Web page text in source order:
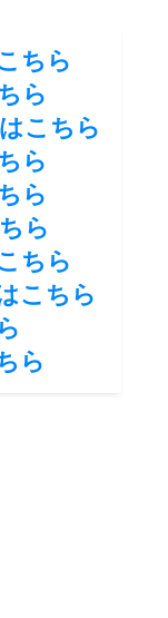
ちら
ら
こちら
ら
ら
ら
ちら
こちら
ら